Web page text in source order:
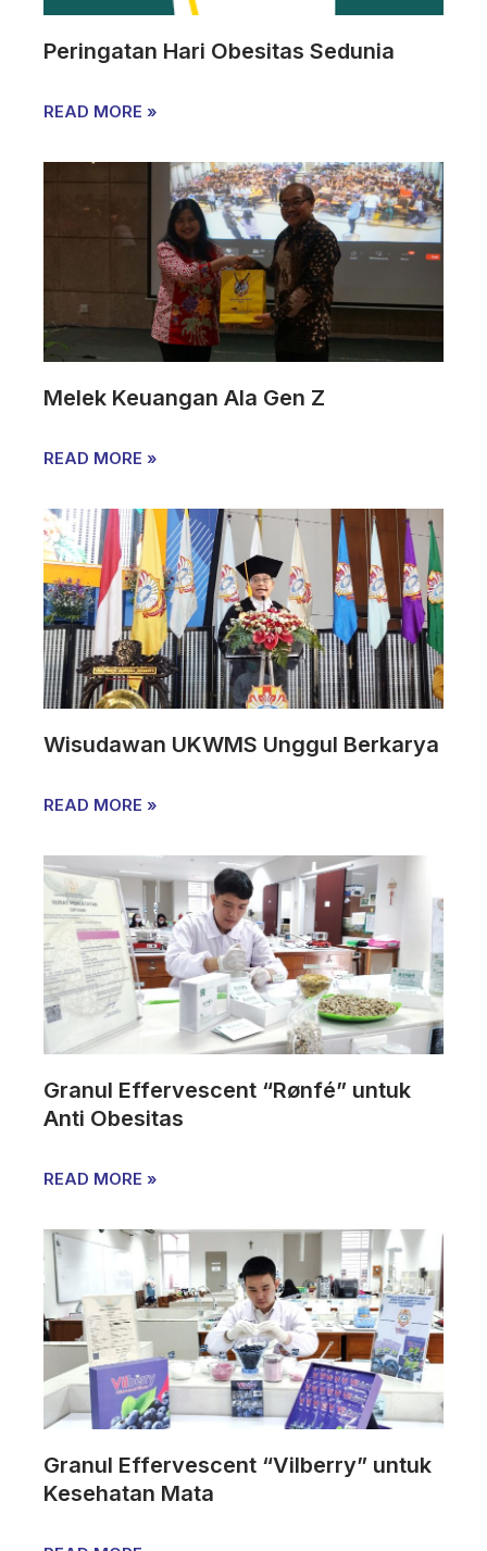
Peringatan Hari Obesitas Sedunia
READ MORE »
Melek Keuangan Ala Gen Z
READ MORE »
Wisudawan UKWMS Unggul Berkarya
READ MORE »
Granul Effervescent “Rønfé” untuk
Anti Obesitas
READ MORE »
Granul Effervescent “Vilberry” untuk
Kesehatan Mata